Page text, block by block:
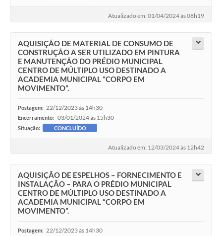
Atualizado em: 01/04/2024 às 08h19
AQUISIÇÃO DE MATERIAL DE CONSUMO DE
CONSTRUÇÃO A SER UTILIZADO EM PINTURA
E MANUTENÇÃO DO PRÉDIO MUNICIPAL
CENTRO DE MÚLTIPLO USO DESTINADO A
ACADEMIA MUNICIPAL “CORPO EM
MOVIMENTO”.
Postagem: 22/12/2023 às 14h30
Encerramento: 03/01/2024 às 15h30
Situação: CONCLUÍDO
Atualizado em: 12/03/2024 às 12h42
AQUISIÇÃO DE ESPELHOS – FORNECIMENTO E
INSTALAÇÃO – PARA O PRÉDIO MUNICIPAL
CENTRO DE MÚLTIPLO USO DESTINADO A
ACADEMIA MUNICIPAL “CORPO EM
MOVIMENTO”.
Postagem: 22/12/2023 às 14h30